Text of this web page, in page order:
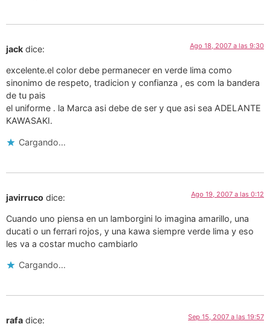
jack dice: Ago 18, 2007 a las 9:30
excelente.el color debe permanecer en verde lima como
sinonimo de respeto, tradicion y confianza , es com la bandera
de tu pais
el uniforme . la Marca asi debe de ser y que asi sea ADELANTE
KAWASAKI.
Cargando...
javirruco dice: Ago 19, 2007 a las 0:12
Cuando uno piensa en un lamborgini lo imagina amarillo, una
ducati o un ferrari rojos, y una kawa siempre verde lima y eso
les va a costar mucho cambiarlo
Cargando...
rafa dice: Sep 15, 2007 a las 19:57